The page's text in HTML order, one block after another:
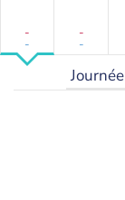
-
-
-
-
Journée